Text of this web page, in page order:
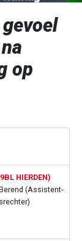
op
HIERDEN)
(Assistent-